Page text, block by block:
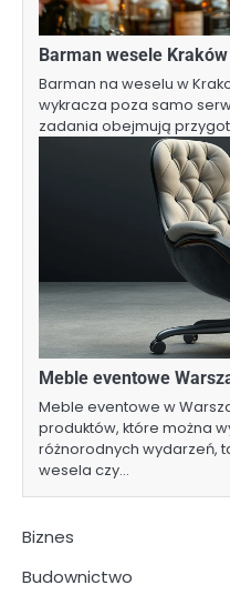
Barman wesele Kraków
Barman na weselu w
wykracza poza samo
zadania obejmują
Meble eventowe
Meble eventowe w
produktów, które można
różnorodnych wydarzeń,
wesela czy…
Biznes
Budownictwo